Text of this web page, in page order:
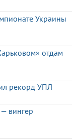
Украины
отдам
рекорд УПЛ
вингер